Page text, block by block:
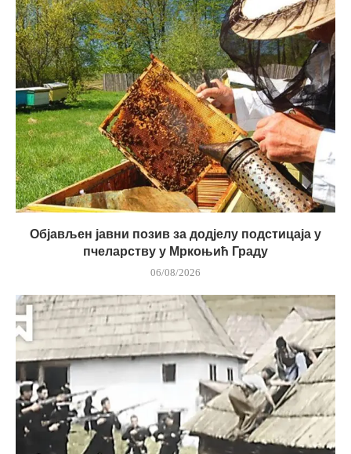
Објављен јавни позив за додјелу подстицаја у
пчеларству у Мркоњић Граду
06/08/2026